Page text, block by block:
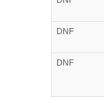
DNF
DNF